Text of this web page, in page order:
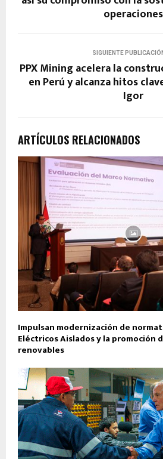
operaciones
SIGUIENTE
PPX Mining acelera la
en Perú y alcanza hitos
Igor
ARTÍCULOS RELACIONADOS
Impulsan modernización de
Eléctricos Aislados y la promoción
renovables